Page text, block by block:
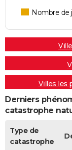
Nombre de
Villes les
Derniers
catastrophe
Type de
catastrophe